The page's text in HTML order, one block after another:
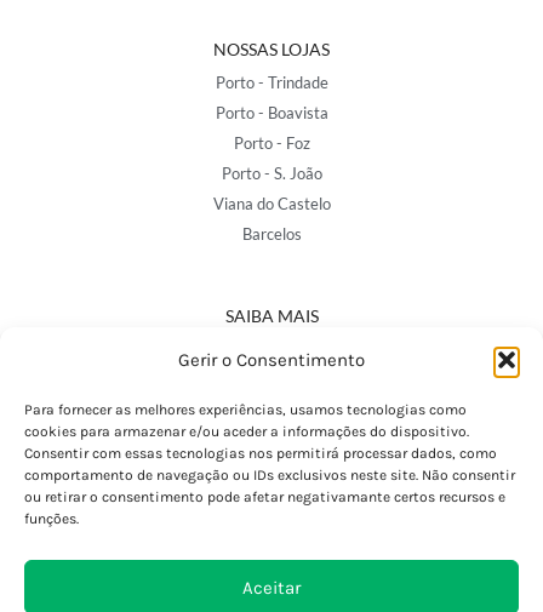
Gerir o Consentimento
Para fornecer as melhores experiências, usamos tecnologias como
cookies para armazenar e/ou aceder a informações do dispositivo.
Consentir com essas tecnologias nos permitirá processar dados, como
comportamento de navegação ou IDs exclusivos neste site. Não consentir
ou retirar o consentimento pode afetar negativamante certos recursos e
funções.
Aceitar
NOSSAS LOJAS
Porto - Trindade
Porto - Boavista
Porto - Foz
Porto - S. João
Viana do Castelo
Barcelos
SAIBA MAIS
Política de Privacidade
Termos e Condições
Perguntas Frequentes
Custos de Envio
Encomendas Internacionais
Devoluções e Trocas